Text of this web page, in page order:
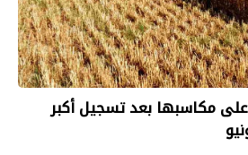
مكاسبها بعد تسجيل أكبر